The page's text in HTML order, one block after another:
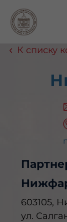
К списку
603105,
ул.